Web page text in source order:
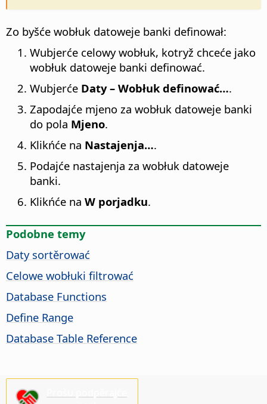
Zo byšće wobłuk datoweje banki definował:
Wubjerće celowy wobłuk, kotryž chceće jako
wobłuk datoweje banki definować.
Wubjerće Daty – Wobłuk definować….
Zapodajće mjeno za wobłuk datoweje banki
do pola Mjeno.
Klikńće na Nastajenja….
Podajće nastajenja za wobłuk datoweje
banki.
Klikńće na W porjadku.
Podobne temy
Daty sortěrować
Celowe wobłuki filtrować
Database Functions
Define Range
Database Table Reference